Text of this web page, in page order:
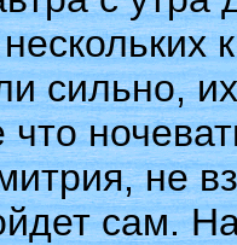
сильно,
что
не
сам.